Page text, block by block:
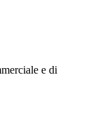
e di